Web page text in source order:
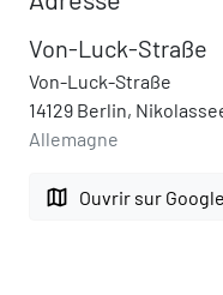
Von-Luck-Straße
Von-Luck-Straße
14129 Berlin,
Allemagne
map Ouvrir sur